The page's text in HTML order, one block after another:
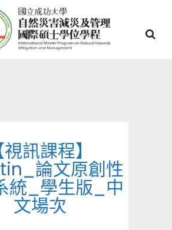
【視訊課程】
論文原創性
統_學生版_中
文場次